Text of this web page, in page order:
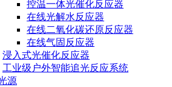
控温一体光催化反应器
在线光解水反应器
在线二氧化碳还原反应器
在线气固反应器
浸入式光催化反应器
工业级户外智能追光反应系统
源